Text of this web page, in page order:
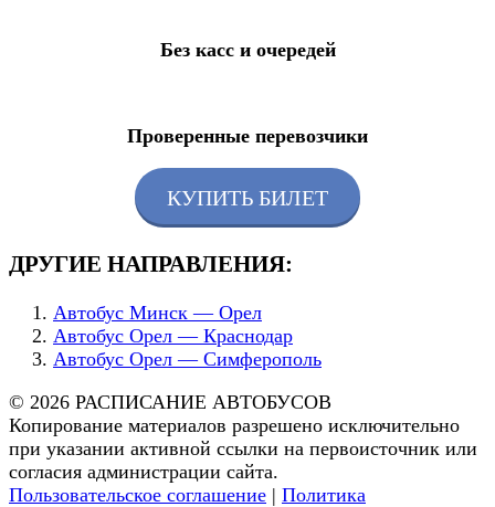
Без касс и очередей
Проверенные перевозчики
КУПИТЬ БИЛЕТ
ДРУГИЕ НАПРАВЛЕНИЯ:
Автобус Минск — Орел
Автобус Орел — Краснодар
Автобус Орел — Симферополь
© 2026 РАСПИСАНИЕ АВТОБУСОВ
Копирование материалов разрешено исключительно
при указании активной ссылки на первоисточник или
согласия администрации сайта.
Пользовательское соглашение | Политика